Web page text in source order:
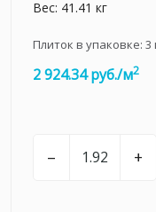
Вес: 41.41 кг
Плиток в упаковке: 3
2 924.34 руб./м2
– +